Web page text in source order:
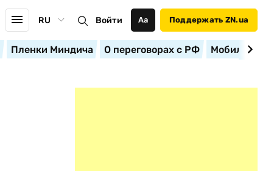
RU Войти Аа Поддержать ZN.ua
Пленки Миндича О переговорах с РФ